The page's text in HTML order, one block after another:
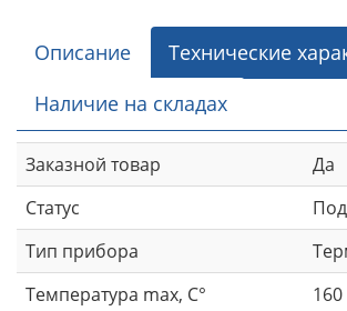
Описание
Технические
Наличие на складах
Заказной товар
Да
Статус
Тип прибора
Температура max, C°
160